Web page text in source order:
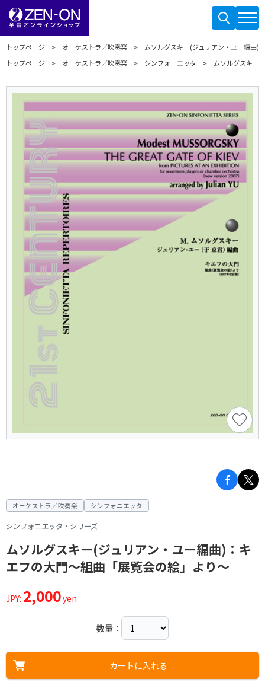
トップページ オーケストラ／吹奏楽
ムソルグスキー(ジュリアン・ユー編曲)
トップページ
オーケストラ／吹奏楽 シンフォニエッタ ムソルグスキー(
オーケストラ／吹奏楽 シンフォニエッタ
シンフォニエッタ・シリーズ
ムソルグスキー(ジュリアン・ユー編曲)：キ
エフの大門～組曲「展覧会の絵」より～
JPY: 2,000yen
数量：
カートに入れる